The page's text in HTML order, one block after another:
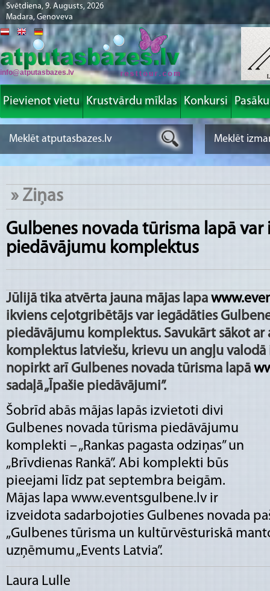
Svētdiena, 9. Augusts, 2026
Madara, Genoveva
info@atputasbazes.lv
Pievienot vietu Krustvārdu mīklas Konkursi
» Ziņas
Gulbenes novada tūrisma lapā
piedāvājumu komplektus
Jūlijā tika atvērta jauna mājas lapa
ikviens ceļotgribētājs var iegādāties
piedāvājumu komplektus. Savukārt sākot
komplektus latviešu, krievu un angļu
nopirkt arī Gulbenes novada tūrisma lapā
sadaļā „Īpašie piedāvājumi”.
Šobrīd abās mājas lapās izvietoti divi
Gulbenes novada tūrisma piedāvājumu
komplekti – „Rankas pagasta odziņas” un
„Brīvdienas Rankā”. Abi komplekti būs
pieejami līdz pat septembra beigām.
Mājas lapa www.eventsgulbene.lv ir
izveidota sadarbojoties Gulbenes novada
„Gulbenes tūrisma un kultūrvēsturiskā
uzņēmumu „Events Latvia”.
Laura Lulle